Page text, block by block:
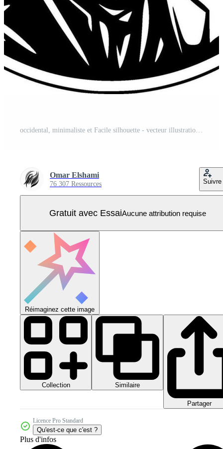
occidental, minimaliste et Facile silhouette - vecteur illustration Vecteur Pro
Omar Elshami
76 307 Ressources Suivre
Gratuit avec EssaiAucune attribution requise
Réimaginez cette image
Collection Similaire
Partager
Licence Pro Standard
Qu'est-ce que c'est ?
Plus d'infos